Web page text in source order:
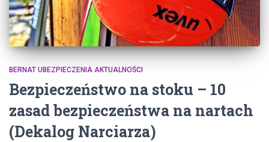
BERNAT UBEZPIECZENIA AKTUALNOŚCI
Bezpieczeństwo na stoku – 10
zasad bezpieczeństwa na nartach
(Dekalog Narciarza)